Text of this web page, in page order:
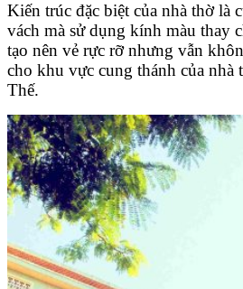
Kiến trúc đặc biệt của nhà thờ là
vách mà sử dụng kính màu thay
tạo nên vẻ rực rỡ nhưng vẫn
cho khu vực cung thánh của nhà
Thế.